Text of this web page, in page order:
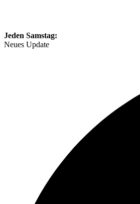
Jeden Samstag:
Neues Update